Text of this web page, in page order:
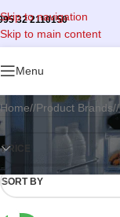
Skip to navigation
Skip to main content
32 2110150
Menu
Home/ Product Brands/
PRICE
SORT BY